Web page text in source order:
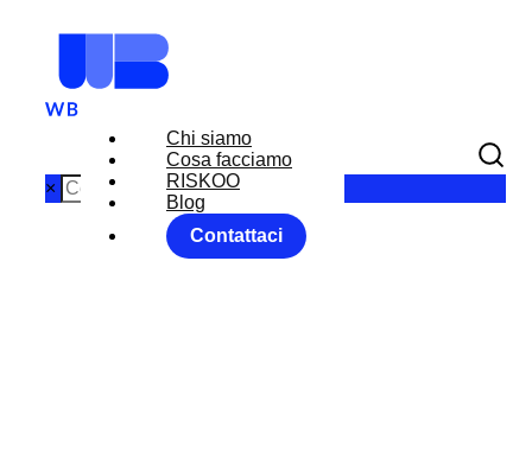
Chi siamo
Cosa facciamo
RISKOO
Blog
Contattaci
×
EURO: